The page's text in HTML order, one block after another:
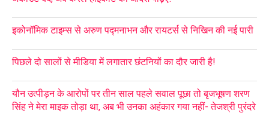
इकोनॉमिक टाइम्स से अरुण पद्मनाभन और रायटर्स से निखिन की नई पारी
पिछले दो सालों से मीडिया में लगातार छंटनियों का दौर जारी है!
यौन उत्पीड़न के आरोपों पर तीन साल पहले सवाल पूछा तो बृजभूषण शरण
सिंह ने मेरा माइक तोड़ा था, अब भी उनका अहंकार गया नहीं- तेजश्री पुरंदरे